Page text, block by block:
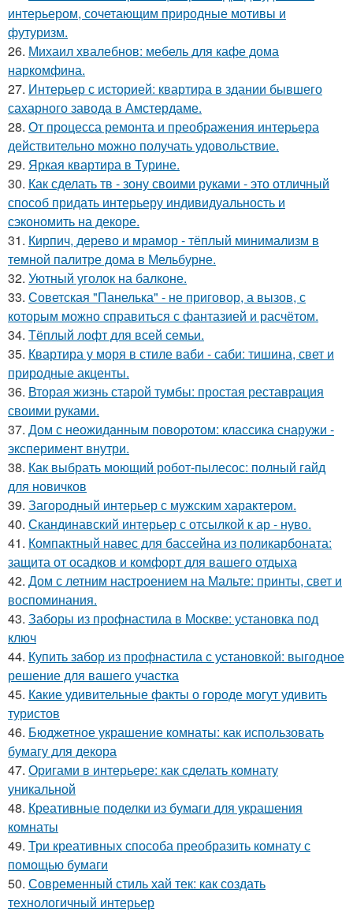
интерьером, сочетающим природные мотивы и
футуризм.
26. Михаил хвалебнов: мебель для кафе дома
наркомфина.
27. Интерьер с историей: квартира в здании бывшего
сахарного завода в Амстердаме.
28. От процесса ремонта и преображения интерьера
действительно можно получать удовольствие.
29. Яркая квартира в Турине.
30. Как сделать тв - зону своими руками - это отличный
способ придать интерьеру индивидуальность и
сэкономить на декоре.
31. Кирпич, дерево и мрамор - тёплый минимализм в
темной палитре дома в Мельбурне.
32. Уютный уголок на балконе.
33. Советская "Панелька" - не приговор, а вызов, с
которым можно справиться с фантазией и расчётом.
34. Тёплый лофт для всей семьи.
35. Квартира у моря в стиле ваби - саби: тишина, свет и
природные акценты.
36. Вторая жизнь старой тумбы: простая реставрация
своими руками.
37. Дом с неожиданным поворотом: классика снаружи -
эксперимент внутри.
38. Как выбрать моющий робот-пылесос: полный гайд
для новичков
39. Загородный интерьер с мужским характером.
40. Скандинавский интерьер с отсылкой к ар - нуво.
41. Компактный навес для бассейна из поликарбоната:
защита от осадков и комфорт для вашего отдыха
42. Дом с летним настроением на Мальте: принты, свет и
воспоминания.
43. Заборы из профнастила в Москве: установка под
ключ
44. Купить забор из профнастила с установкой: выгодное
решение для вашего участка
45. Какие удивительные факты о городе могут удивить
туристов
46. Бюджетное украшение комнаты: как использовать
бумагу для декора
47. Оригами в интерьере: как сделать комнату
уникальной
48. Креативные поделки из бумаги для украшения
комнаты
49. Три креативных способа преобразить комнату с
помощью бумаги
50. Современный стиль хай тек: как создать
технологичный интерьер